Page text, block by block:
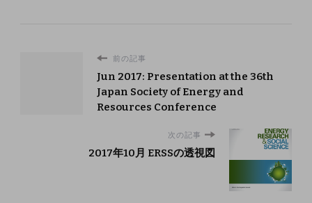
前の記事
Jun 2017: Presentation at the 36th
Japan Society of Energy and
Resources Conference
次の記事
2017年10月 ERSSの透視図